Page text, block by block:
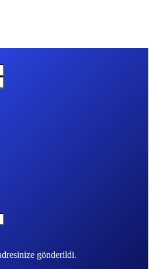
gönderildi.